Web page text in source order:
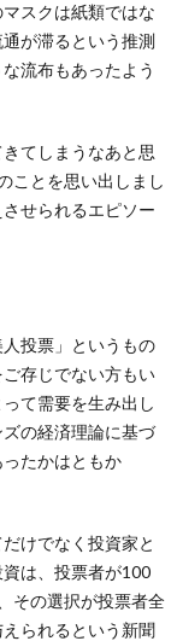
スクは紙類ではな
が滞るという推測
流布もあったよう
てしまうなあと思
ことを思い出しまし
せられるエピソー
投票」というもの
存じでない方もい
て需要を生み出し
の経済理論に基づ
たかはともか
けでなく投資家と
は、投票者が100
その選択が投票者全
られるという新聞